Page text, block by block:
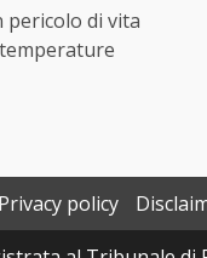
pericolo di vita
Privacy policy